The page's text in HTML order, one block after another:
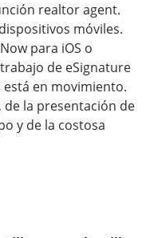
realtor agent.
móviles.
para iOS o
de eSignature
en movimiento.
de la presentación de
y de la costosa